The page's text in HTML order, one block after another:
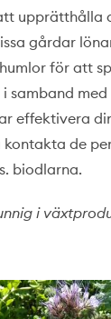
upprätthålla
gårdar
för att
samband
effektivera
de
biodlarna.
i